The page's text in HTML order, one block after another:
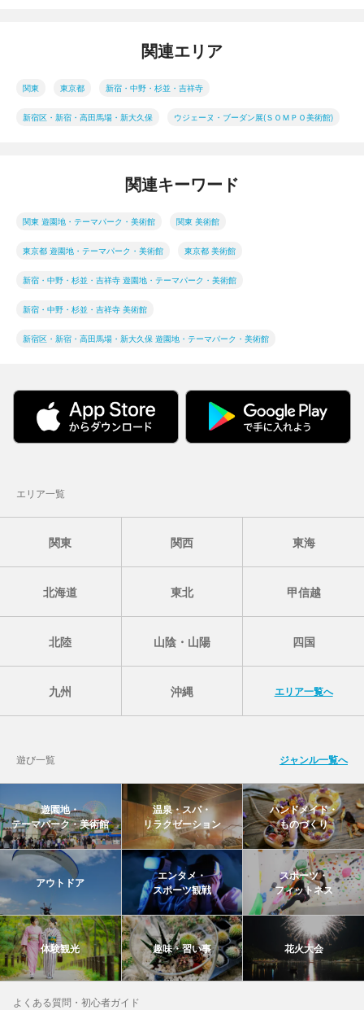
関連エリア
関東 東京都 新宿・中野・杉並・吉祥寺
新宿区・新宿・高田馬場・新大久保 ウジェーヌ・ブーダン展(ＳＯＭＰＯ美術館)
関連キーワード
関東 遊園地・テーマパーク・美術館 関東 美術館
東京都 遊園地・テーマパーク・美術館 東京都 美術館
新宿・中野・杉並・吉祥寺 遊園地・テーマパーク・美術館
新宿・中野・杉並・吉祥寺 美術館
新宿区・新宿・高田馬場・新大久保 遊園地・テーマパーク・美術館
エリア一覧
関東 関西 東海
北海道 東北 甲信越
北陸 山陰・山陽 四国
九州 沖縄 エリア一覧へ
遊び一覧 ジャンル一覧へ
遊園地・
テーマパーク・美術館
温泉・スパ・
リラクゼーション
ハンドメイド・
ものづくり
アウトドア
エンタメ・
スポーツ観戦
スポーツ・
フィットネス
体験観光 趣味・習い事 花火大会
よくある質問・初心者ガイド